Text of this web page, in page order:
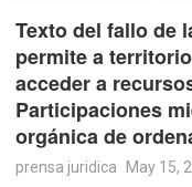
Texto del fallo de
permite a
acceder a
Participaciones
orgánica de
prensa juridica
May 15,